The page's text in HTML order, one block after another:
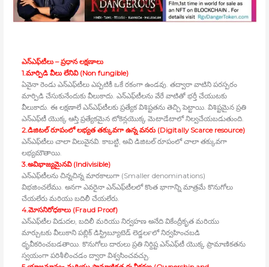
ఎన్‍ఎఫ్‍టీలు – ప్రధాన లక్షణాలు
1.మార్పిడి వీలు లేనివి (Non fungible)
ఏవైనా రెండు ఎన్‍ఎఫ్‍టీలు ఎప్పటికీ ఒకే రకంగా ఉండవు. తద్వారా వాటిని పరస్పరం
మార్పిడి చేసుకునేందుకు వీలుకాదు. ఎన్‍ఎఫ్‍టీలను వేరే వాటితో భర్తీ చేయుటకు
వీలుకాదు. ఈ లక్షణాలే ఎన్‍ఎఫ్‍టీలకు ప్రత్యేక విశిష్టతను తెచ్చి పెట్టాయి. విశిష్టమైన ప్రతి
ఎన్‍ఎఫ్‍టీ యొక్క ఆస్తి ప్రత్యేకమైన టోకెన్లయొక్క మెటాడేటాలో నిల్వచేయబడుతుంది.
2.డిజిటల్‍ రూపంలో లభ్యత తక్కువగా ఉన్న వనరు (Digitally Scarce resource)
ఎన్‍ఎఫ్‍టీలు చాలా విలువైనవి. కాబట్టి, అవి డిజిటల్‍ రూపంలో చాలా తక్కువగా
లభ్యమౌతాయి.
3.అవిభాజ్యమైనవి (Indivisible)
ఎన్‍ఎఫ్‍టీలను చిన్నచిన్న మారకాలుగా (Smaller denominations)
విభజించలేము. అనగా ఎవరైనా ఎన్‍ఎఫ్‍టీలలో కొంత భాగాన్ని మాత్రమే కొనుగోలు
చేయలేరు మరియు బదిలీ చేయలేరు.
4.మోసనిరోధకాలు (Fraud Proof)
ఎన్‍ఎఫ్‍టీల విడుదల, బదిలీ మరియు నిర్వహణ అనేది వికేంద్రీకృత మరియు
మార్చుటకు వీలుకాని పబ్లిక్‍ డిస్ట్రిబ్యూటెడ్‍ లెడ్జర్‍లలో నిర్వహించబడి
ధృవీకరించబడతాయి. కొనుగోలు దారులు ప్రతి నిర్దిష్ట ఎన్‍ఎఫ్‍టీ యొక్క ప్రామాణికతను
స్వయంగా పరిశీలించడం ద్వారా విశ్వసించవచ్చు.